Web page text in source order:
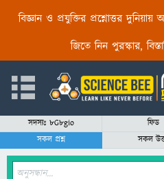
বিজ্ঞান ও প্রযুক্তির প্রশ্নোত্তর
জিতে নিন পুরস্কার,
সদস্যঃ 8G8gio ফিড
সকল প্রশ্ন
সকল